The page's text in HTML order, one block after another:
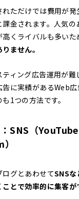
ただけでは費用が発
金されます。人気の
くライバルも多いた
ません。
ィング広告運用が
に実績があるWeb
1つの方法です。
SNS （YouTube
グとあわせてSNSな
とで効率的に集客が